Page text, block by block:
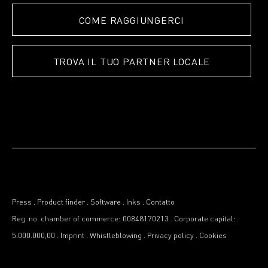
COME RAGGIUNGERCI
TROVA IL TUO PARTNER LOCALE
Press . Product finder . Software . Inks . Contatto
Reg. no. chamber of commerce: 00848170213 . Corporate capital:
5.000.000,00 . Imprint . Whistleblowing . Privacy policy . Cookies